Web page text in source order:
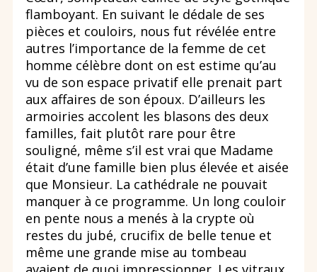
flamboyant. En suivant le dédale de ses
pièces et couloirs, nous fut révélée entre
autres l’importance de la femme de cet
homme célèbre dont on est estime qu’au
vu de son espace privatif elle prenait part
aux affaires de son époux. D’ailleurs les
armoiries accolent les blasons des deux
familles, fait plutôt rare pour être
souligné, même s’il est vrai que Madame
était d’une famille bien plus élevée et aisée
que Monsieur. La cathédrale ne pouvait
manquer à ce programme. Un long couloir
en pente nous a menés à la crypte où
restes du jubé, crucifix de belle tenue et
même une grande mise au tombeau